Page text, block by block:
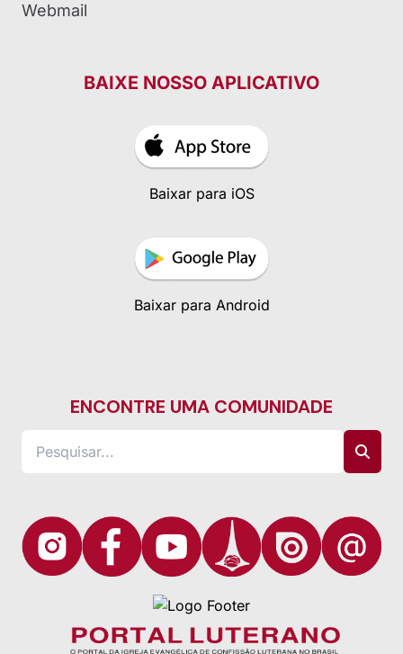
Webmail
BAIXE NOSSO APLICATIVO
Baixar para iOS
Baixar para Android
ENCONTRE UMA COMUNIDADE